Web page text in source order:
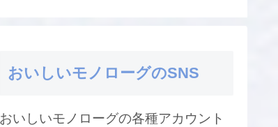
おいしいモノローグのSNS
おいしいモノローグの各種アカウント